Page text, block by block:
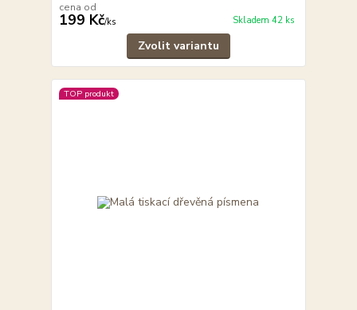
cena od
199 Kč/ks Skladem 42 ks
Zvolit variantu
TOP produkt